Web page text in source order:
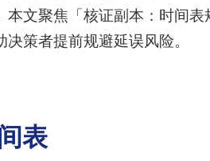
文聚焦「核证副本：时间表
策者提前规避延误风险。
表